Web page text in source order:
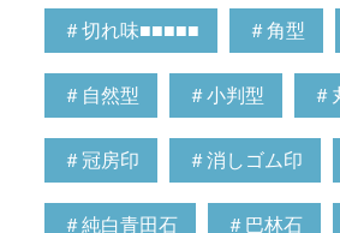
＃切れ味■■■■■ ＃角型
＃自然型 ＃小判型 ＃
＃冠房印 ＃消しゴム印
＃純白青田石 ＃巴林石